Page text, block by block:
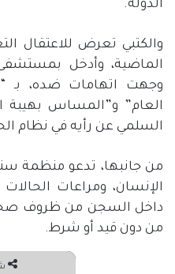
الدولة.
الماضية، وأدخل
وجهت اتهامات ضده، بـ
العام” و”المساس بهيبة
السلمي عن رأيه في نظام
من جانبها، تدعو منظمة
الإنسان، ومراعات الحالات
داخل السجن من ظروف
من دون قيد أو شرط.